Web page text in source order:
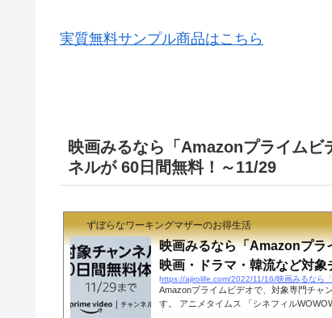
実質無料サンプル商品はこちら
映画みるなら「Amazonプライム
ネルが 60日間無料！～11/29
ずぼらなワーキングマザーのお得生活
映画みるなら「Amazonプラ
映画・ドラマ・韓流など対象
Amazonプライムビデオで、対象専門チャ
す。 アニメタイムス 「シネフィル